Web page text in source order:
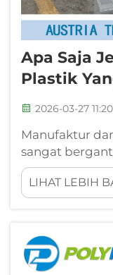
Apa Saja
Plastik
2026-03-27
Manufaktur
sangat
yang mampu
dan limbah
seragam
industri plastik...
LIHAT LEBIH